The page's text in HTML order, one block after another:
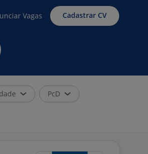
Vagas Cadastrar CV
PcD